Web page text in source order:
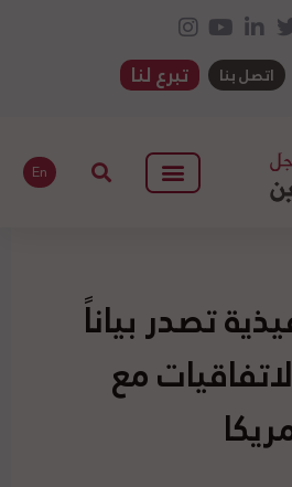
اتصل بنا تبرع لنا
En
تصدر بياناً
مع